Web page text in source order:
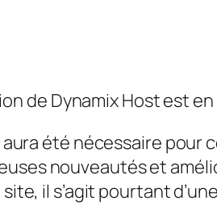
de Dynamix Host est
aura été nécessaire
nouveautés et
il s’agit pourtant